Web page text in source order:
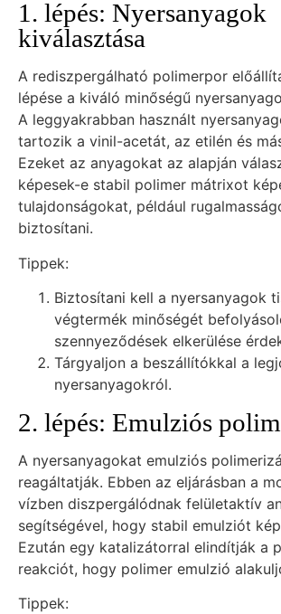
1. lépés: Nyersanyagok
kiválasztása
A rediszpergálható polimerpor
lépése a kiváló minőségű
A leggyakrabban használt
tartozik a vinil-acetát, az etilén és
Ezeket az anyagokat az alapján
képesek-e stabil polimer mátrixot
tulajdonságokat, például
biztosítani.
Tippek:
Biztosítani kell a nyersanyagok
végtermék minőségét
szennyeződések elkerülése
Tárgyaljon a beszállítókkal a
nyersanyagokról.
2. lépés: Emulziós
A nyersanyagokat emulziós
reagáltatják. Ebben az eljárásban a
vízben diszpergálódnak felületaktív
segítségével, hogy stabil emulziót
Ezután egy katalizátorral elindítják a
reakciót, hogy polimer emulzió
Tippek: